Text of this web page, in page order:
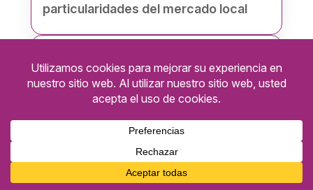
particularidades del mercado local
retorno de la inversión
Una web atractiva que no genera
negocio no cumple su función.
Nuestro objetivo principal es que tu
inversión tenga un retorno de la
inversión (ROI) claro y medible. Por